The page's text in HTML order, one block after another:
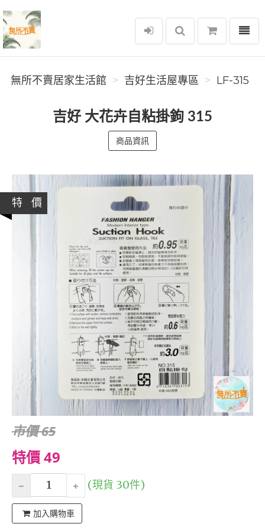
無所不賣居家生活館
選單
無所不賣居家生活館 吉好生活屋專區 LF-315
吉好 大花卉自粘掛鉤 315
商品資訊
特 價
市價 65
特價 49
(現貨 30件)
加入購物車